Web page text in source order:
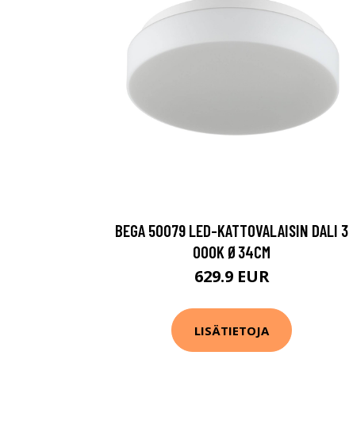
BEGA 50079 LED-KATTOVALAISIN DALI 3
000K Ø34CM
629.9 EUR
LISÄTIETOJA